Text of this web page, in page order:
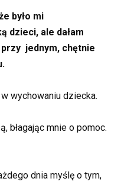
było mi
dzieci, ale dałam
jednym, chętnie
wychowaniu dziecka.
błagając mnie o pomoc.
dnia myślę o tym,